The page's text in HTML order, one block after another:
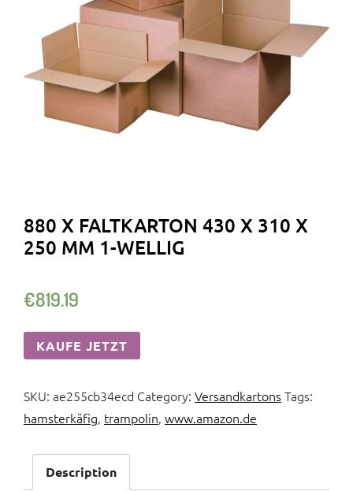
880 X FALTKARTON 430 X 310 X
250 MM 1-WELLIG
€819.19
KAUFE JETZT
SKU: ae255cb34ecd Category: VersandkartonsTags:
hamsterkäfig, trampolin, www.amazon.de
Description